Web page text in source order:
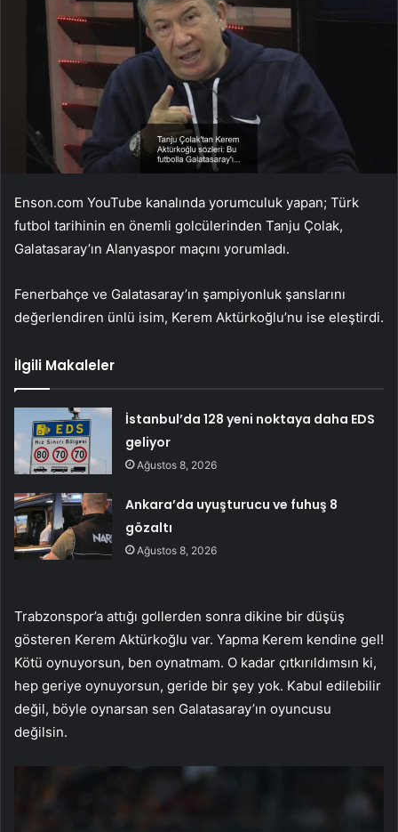
Enson.com YouTube kanalında yorumculuk yapan; Türk
futbol tarihinin en önemli golcülerinden Tanju Çolak,
Galatasaray’ın Alanyaspor maçını yorumladı.
Fenerbahçe ve Galatasaray’ın şampiyonluk şanslarını
değerlendiren ünlü isim, Kerem Aktürkoğlu’nu ise eleştirdi.
İlgili Makaleler
İstanbul’da 128 yeni noktaya daha EDS
geliyor
Ağustos 8, 2026
Ankara’da uyuşturucu ve fuhuş 8
gözaltı
Ağustos 8, 2026
Trabzonspor’a attığı gollerden sonra dikine bir düşüş
gösteren Kerem Aktürkoğlu var. Yapma Kerem kendine gel!
Kötü oynuyorsun, ben oynatmam. O kadar çıtkırıldımsın ki,
hep geriye oynuyorsun, geride bir şey yok. Kabul edilebilir
değil, böyle oynarsan sen Galatasaray’ın oyuncusu
değilsin.